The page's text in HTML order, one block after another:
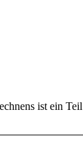
ist ein